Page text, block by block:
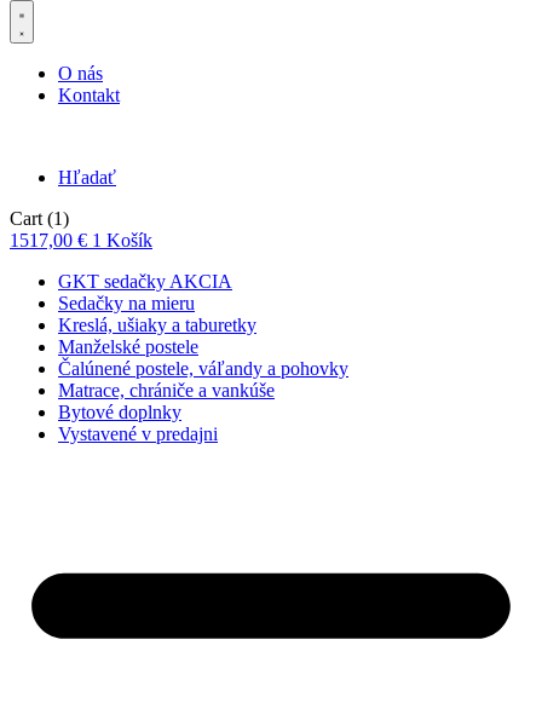
O nás
Kontakt
Hľadať
Cart (1)
1517,00 € 1 Košík
GKT sedačky AKCIA
Sedačky na mieru
Kreslá, ušiaky a taburetky
Manželské postele
Čalúnené postele, váľandy a pohovky
Matrace, chrániče a vankúše
Bytové doplnky
Vystavené v predajni